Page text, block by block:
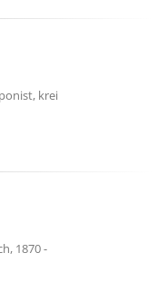
krei
1870 -